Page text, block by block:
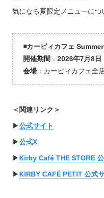
気になる夏限定メニューに
◾️カービィカフェ
開催期間 ： 2026年7月8日
会場：カービィカフェ全
＜関連リンク＞
▶︎公式サイト
▶︎公式X
▶︎ Kirby Café THE STORE
▶︎ KIRBY CAFÉ PETIT 公式